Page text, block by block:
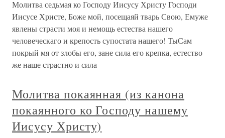
Молитва седьмая ко Господу Иисусу Христу Господи
Иисусе Христе, Боже мой, посещаяй тварь Свою, Емуже
явлены страсти моя и немощь естества нашего
человеческаго и крепость супостата нашего! ТыСам
покрый мя от злобы его, зане сила его крепка, естество
же наше страстно и сила
Молитва покаянная (из канона
покаянного ко Господу нашему
Иисусу Христу)